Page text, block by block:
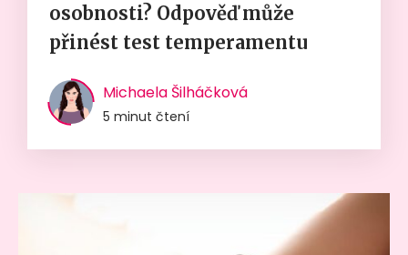
osobnosti? Odpověď může
přinést test temperamentu
Michaela Šilháčková
5 minut čtení